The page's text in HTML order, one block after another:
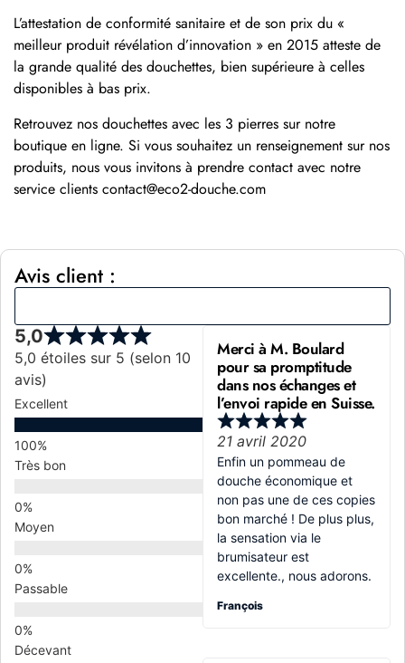
L’attestation de conformité sanitaire et de son prix du «
meilleur produit révélation d’innovation » en 2015 atteste de
la grande qualité des douchettes, bien supérieure à celles
disponibles à bas prix.
Retrouvez nos douchettes avec les 3 pierres sur notre
boutique en ligne. Si vous souhaitez un renseignement sur nos
produits, nous vous invitons à prendre contact avec notre
service clients contact@eco2-douche.com
Avis client :
5,0
5,0 étoiles sur 5 (selon 10
avis)
Excellent
Très bon
Moyen
Passable
Décevant
Merci à M. Boulard
pour sa promptitude
dans nos échanges et
l’envoi rapide en Suisse.
21 avril 2020
Enfin un pommeau de
douche économique et
non pas une de ces copies
bon marché ! De plus plus,
la sensation via le
brumisateur est
excellente., nous adorons.
François